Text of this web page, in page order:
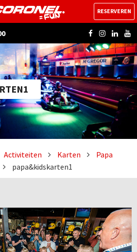
RESERVEREN
Activiteiten Karten
Papa
papa&kidskarten1